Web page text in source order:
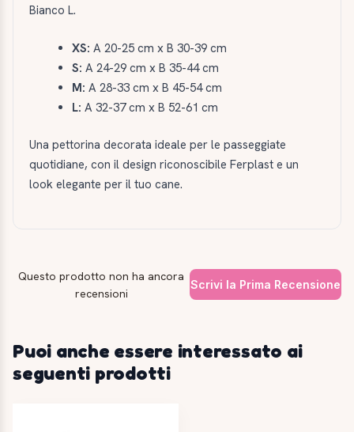
Bianco L.
XS: A 20-25 cm x B 30-39 cm
S: A 24-29 cm x B 35-44 cm
M: A 28-33 cm x B 45-54 cm
L: A 32-37 cm x B 52-61 cm
Una pettorina decorata ideale per le passeggiate
quotidiane, con il design riconoscibile Ferplast e un
look elegante per il tuo cane.
Questo prodotto non ha ancora
recensioni
Scrivi la Prima Recensione
Puoi anche essere interessato ai
seguenti prodotti